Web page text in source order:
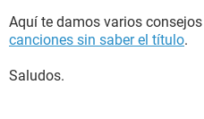
Aquí te damos varios
canciones sin saber el título.
Saludos.